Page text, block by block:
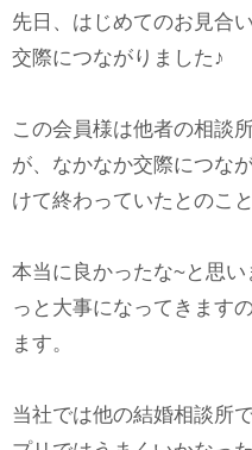
先日、はじめてのお見合
交際につながりました♪
この会員様は他者の相談
が、なかなか交際につな
けて終わっていたとのこ
本当に良かったな~と思
っと大事になってきます
ます。
当社では他の結婚相談所